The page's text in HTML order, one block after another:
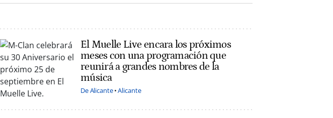
El Muelle Live encara los próximos
meses con una programación que
reunirá a grandes nombres de la
música
De Alicante Alicante